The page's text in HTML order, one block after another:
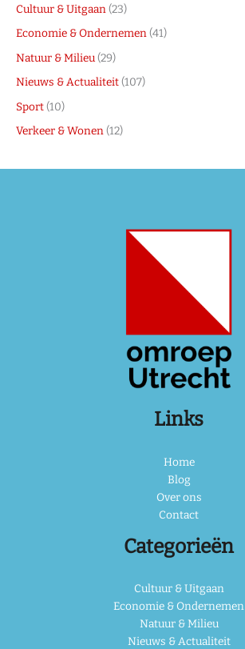
Cultuur & Uitgaan(23)
Economie & Ondernemen(41)
Natuur & Milieu(29)
Nieuws & Actualiteit(107)
Sport(10)
Verkeer & Wonen(12)
Links
Home
Blog
Over ons
Contact
Categorieën
Cultuur & Uitgaan
Economie & Ondernemen
Natuur & Milieu
Nieuws & Actualiteit